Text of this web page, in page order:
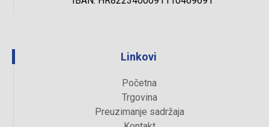
Linkovi
Početna
Trgovina
Preuzimanje sadržaja